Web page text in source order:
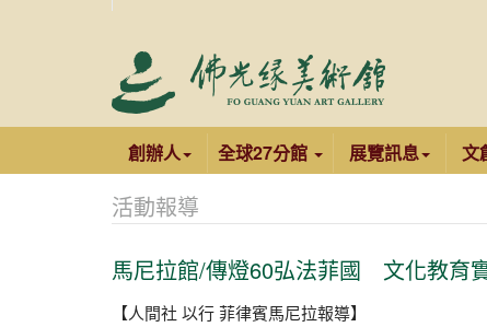
創辦人 全球27分館 展覽訊息 文
活動報導
馬尼拉館/傳燈60弘法菲國 文化教育
【人間社 以行 菲律賓馬尼拉報導】